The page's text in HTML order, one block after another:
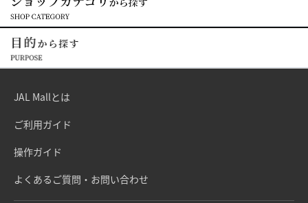
JAL Mallとは
ご利用ガイド
操作ガイド
よくあるご質問・お問い合わせ